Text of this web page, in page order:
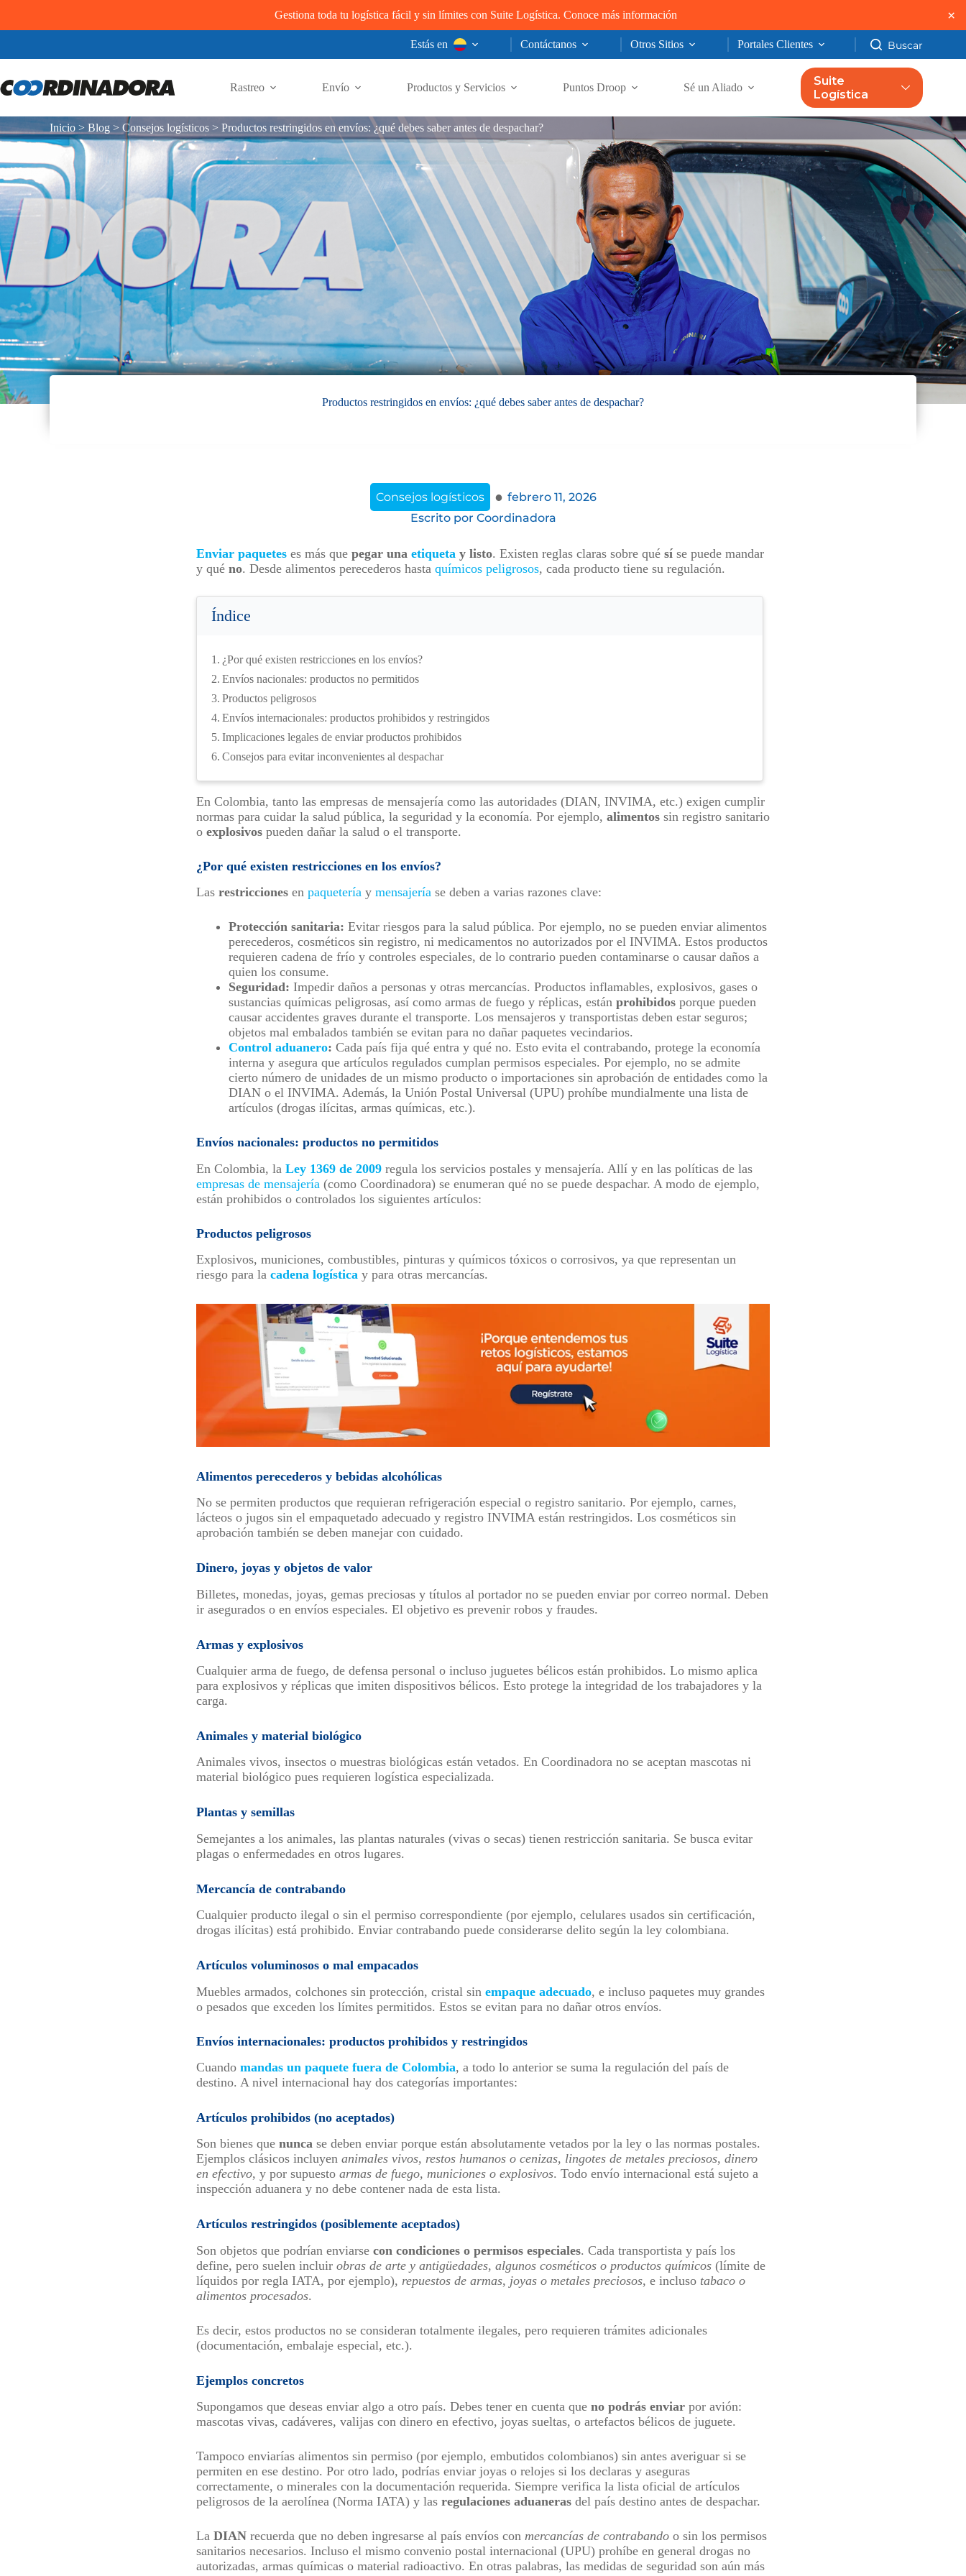
Gestiona toda tu logística fácil y sin límites con Suite Logística. Conoce más información ×
Estás en Contáctanos Otros Sitios Portales Clientes
Rastreo Envío Productos y Servicios Puntos Droop Sé un Aliado
Suite
Logística
Inicio > Blog > Consejos logísticos > Productos restringidos en envíos: ¿qué debes saber antes de despachar?
Productos restringidos en envíos: ¿qué debes saber antes de despachar?
Consejos logísticos · febrero 11, 2026
Escrito por Coordinadora
Enviar paquetes es más que pegar una etiqueta y listo. Existen reglas claras sobre qué sí se puede mandar
y qué no. Desde alimentos perecederos hasta químicos peligrosos, cada producto tiene su regulación.
Índice
¿Por qué existen restricciones en los envíos?
Envíos nacionales: productos no permitidos
Productos peligrosos
Envíos internacionales: productos prohibidos y restringidos
Implicaciones legales de enviar productos prohibidos
Consejos para evitar inconvenientes al despachar
En Colombia, tanto las empresas de mensajería como las autoridades (DIAN, INVIMA, etc.) exigen cumplir
normas para cuidar la salud pública, la seguridad y la economía. Por ejemplo, alimentos sin registro sanitario
o explosivos pueden dañar la salud o el transporte.
¿Por qué existen restricciones en los envíos?
Las restricciones en paquetería y mensajería se deben a varias razones clave:
Protección sanitaria: Evitar riesgos para la salud pública. Por ejemplo, no se pueden enviar alimentos
perecederos, cosméticos sin registro, ni medicamentos no autorizados por el INVIMA. Estos productos
requieren cadena de frío y controles especiales, de lo contrario pueden contaminarse o causar daños a
quien los consume.
Seguridad: Impedir daños a personas y otras mercancías. Productos inflamables, explosivos, gases o
sustancias químicas peligrosas, así como armas de fuego y réplicas, están prohibidos porque pueden
causar accidentes graves durante el transporte. Los mensajeros y transportistas deben estar seguros;
objetos mal embalados también se evitan para no dañar paquetes vecindarios.
Control aduanero: Cada país fija qué entra y qué no. Esto evita el contrabando, protege la economía
interna y asegura que artículos regulados cumplan permisos especiales. Por ejemplo, no se admite
cierto número de unidades de un mismo producto o importaciones sin aprobación de entidades como la
DIAN o el INVIMA. Además, la Unión Postal Universal (UPU) prohíbe mundialmente una lista de
artículos (drogas ilícitas, armas químicas, etc.).
Envíos nacionales: productos no permitidos
En Colombia, la Ley 1369 de 2009 regula los servicios postales y mensajería. Allí y en las políticas de las
empresas de mensajería (como Coordinadora) se enumeran qué no se puede despachar. A modo de ejemplo,
están prohibidos o controlados los siguientes artículos:
Productos peligrosos
Explosivos, municiones, combustibles, pinturas y químicos tóxicos o corrosivos, ya que representan un
riesgo para la cadena logística y para otras mercancías.
Alimentos perecederos y bebidas alcohólicas
No se permiten productos que requieran refrigeración especial o registro sanitario. Por ejemplo, carnes,
lácteos o jugos sin el empaquetado adecuado y registro INVIMA están restringidos. Los cosméticos sin
aprobación también se deben manejar con cuidado.
Dinero, joyas y objetos de valor
Billetes, monedas, joyas, gemas preciosas y títulos al portador no se pueden enviar por correo normal. Deben
ir asegurados o en envíos especiales. El objetivo es prevenir robos y fraudes.
Armas y explosivos
Cualquier arma de fuego, de defensa personal o incluso juguetes bélicos están prohibidos. Lo mismo aplica
para explosivos y réplicas que imiten dispositivos bélicos. Esto protege la integridad de los trabajadores y la
carga.
Animales y material biológico
Animales vivos, insectos o muestras biológicas están vetados. En Coordinadora no se aceptan mascotas ni
material biológico pues requieren logística especializada.
Plantas y semillas
Semejantes a los animales, las plantas naturales (vivas o secas) tienen restricción sanitaria. Se busca evitar
plagas o enfermedades en otros lugares.
Mercancía de contrabando
Cualquier producto ilegal o sin el permiso correspondiente (por ejemplo, celulares usados sin certificación,
drogas ilícitas) está prohibido. Enviar contrabando puede considerarse delito según la ley colombiana.
Artículos voluminosos o mal empacados
Muebles armados, colchones sin protección, cristal sin empaque adecuado, e incluso paquetes muy grandes
o pesados que exceden los límites permitidos. Estos se evitan para no dañar otros envíos.
Envíos internacionales: productos prohibidos y restringidos
Cuando mandas un paquete fuera de Colombia, a todo lo anterior se suma la regulación del país de
destino. A nivel internacional hay dos categorías importantes:
Artículos prohibidos (no aceptados)
Son bienes que nunca se deben enviar porque están absolutamente vetados por la ley o las normas postales.
Ejemplos clásicos incluyen animales vivos, restos humanos o cenizas, lingotes de metales preciosos, dinero
en efectivo, y por supuesto armas de fuego, municiones o explosivos. Todo envío internacional está sujeto a
inspección aduanera y no debe contener nada de esta lista.
Artículos restringidos (posiblemente aceptados)
Son objetos que podrían enviarse con condiciones o permisos especiales. Cada transportista y país los
define, pero suelen incluir obras de arte y antigüedades, algunos cosméticos o productos químicos (límite de
líquidos por regla IATA, por ejemplo), repuestos de armas, joyas o metales preciosos, e incluso tabaco o
alimentos procesados.
Es decir, estos productos no se consideran totalmente ilegales, pero requieren trámites adicionales
(documentación, embalaje especial, etc.).
Ejemplos concretos
Supongamos que deseas enviar algo a otro país. Debes tener en cuenta que no podrás enviar por avión:
mascotas vivas, cadáveres, valijas con dinero en efectivo, joyas sueltas, o artefactos bélicos de juguete.
Tampoco enviarías alimentos sin permiso (por ejemplo, embutidos colombianos) sin antes averiguar si se
permiten en ese destino. Por otro lado, podrías enviar joyas o relojes si los declaras y aseguras
correctamente, o minerales con la documentación requerida. Siempre verifica la lista oficial de artículos
peligrosos de la aerolínea (Norma IATA) y las regulaciones aduaneras del país destino antes de despachar.
La DIAN recuerda que no deben ingresarse al país envíos con mercancías de contrabando o sin los permisos
sanitarios necesarios. Incluso el mismo convenio postal internacional (UPU) prohíbe en general drogas no
autorizadas, armas químicas o material radioactivo. En otras palabras, las medidas de seguridad son aún más